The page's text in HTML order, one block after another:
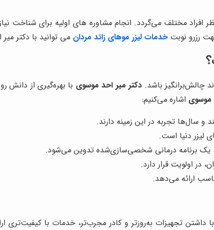
مختلف می‌گردد. انجام مشاوره های اولیه برای شناخت
رزرو نوبت خدمات لیزر موهای زائد مردان می توانید با دکتر
چالش‌برانگیز باشد. دکتر میر احد موسوی با بهره‌گیری از دانش
موسوی اشاره می‌کنیم:
سال‌ها تجربه در این زمینه دارند.
لیزر دنیا است.
یک برنامه درمانی شخصی‌سازی‌شده تدوین می‌شود.
در اولویت قرار دارد.
ارائه می‌دهد.
با داشتن تجهیزات به‌روزتر و کادر مجرب‌تر، خدمات با کیفیت‌تری